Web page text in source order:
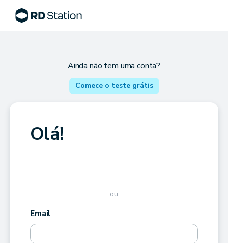
Ainda não tem uma conta?
Comece o teste grátis
Olá!
ou
Email